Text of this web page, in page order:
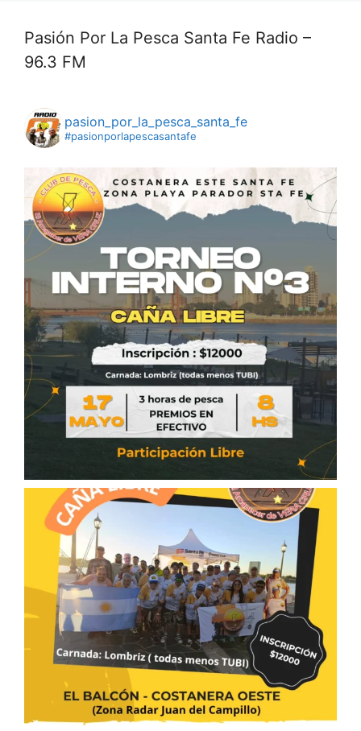
Pasión Por La Pesca Santa Fe Radio –
96.3 FM
pasion_por_la_pesca_santa_fe
#pasionporlapescasantafe